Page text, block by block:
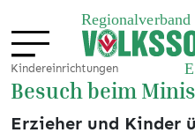
Kindereinrichtungen
Besuch beim
Erzieher und Kinder